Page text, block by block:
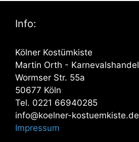
Info:
Kölner Kostümkiste
Martin Orth - Karnevalshandel
Wormser Str. 55a
50677 Köln
Tel. 0221 66940285
info@koelner-kostuemkiste.de
Impressum